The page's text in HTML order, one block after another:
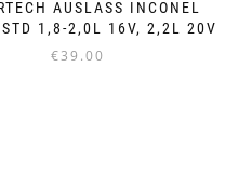
AUSLASS INCONEL
1,8-2,0L 16V, 2,2L 20V
€39.00